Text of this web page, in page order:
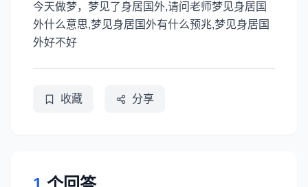
今天做梦，梦见了身居国外,请问老师梦见身居国
外什么意思,梦见身居国外有什么预兆,梦见身居国
外好不好
收藏 分享